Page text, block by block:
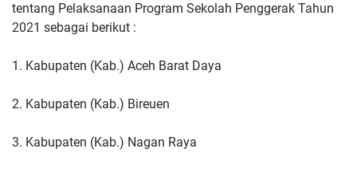
tentang Pelaksanaan Program Sekolah Penggerak Tahun
2021 sebagai berikut :
1. Kabupaten (Kab.) Aceh Barat Daya
2. Kabupaten (Kab.) Bireuen
3. Kabupaten (Kab.) Nagan Raya